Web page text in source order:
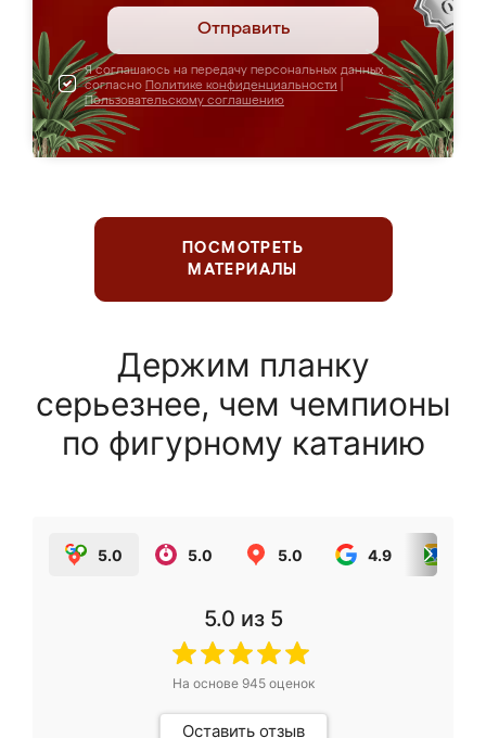
Отправить
Я соглашаюсь на передачу персональных данных
согласно Политике конфиденциальности
Пользовательскому соглашению
ПОСМОТРЕТЬ
МАТЕРИАЛЫ
Держим планку
серьезнее, чем чемпионы
по фигурному катанию
5.0 5.0 5.0 4.9
5.0 из 5
На основе 945оценок
Оставить отзыв